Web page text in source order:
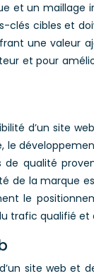
et un
cibles et
une valeur
et pour
d’un site
qualité
de la
le
trafic qualifié
site web